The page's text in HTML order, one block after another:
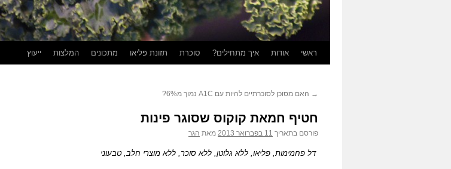
לדלג
ראשי אודות איך מתחילים? סוכרת תזונת פליאו מתכונים המלצות ייעוץ
→ האם מסוכן לסוכרתיים להיות עם A1C נמוך מ6%?
חטיף חמאת קוקוס שסוגר פינות
פורסם בתאריך 11 בפברואר 2013 מאת הגר
דל פחמימות, פליאו, ללא גלוטן, ללא סוכר, ללא מוצרי חלב, טבעוני